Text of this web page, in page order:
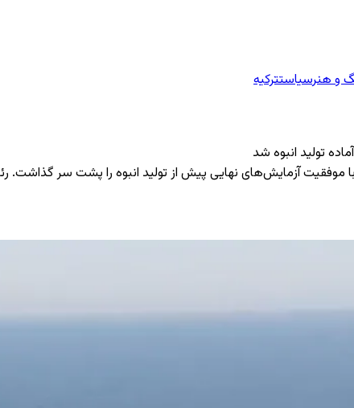
و هنرسیاستترکیه
تولید انبوه شد
با موفقیت آزمایش‌های نهایی پیش از تولید انبوه را پشت سر